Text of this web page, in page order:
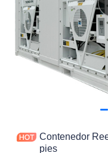
Contenedor
pies
Videos
Contáctanos